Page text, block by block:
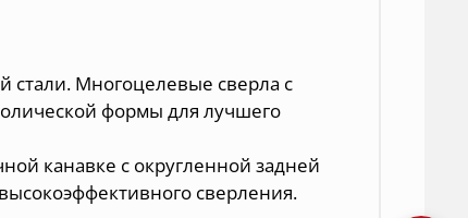
стали. Многоцелевые сверла с
формы для лучшего
канавке с округленной задней
сверления.